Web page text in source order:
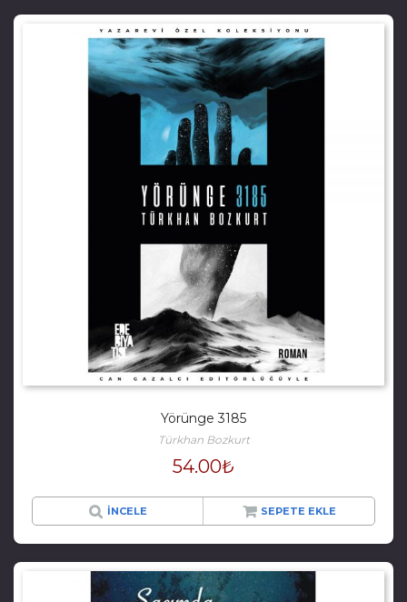
Yörünge 3185
Türkhan Bozkurt
54.00₺
İNCELE SEPETE EKLE